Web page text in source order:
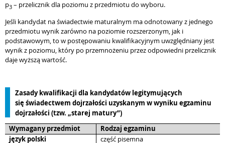
p3 – przelicznik dla poziomu z przedmiotu do wyboru.
Jeśli kandydat na świadectwie maturalnym ma odnotowany z jednego
przedmiotu wynik zarówno na poziomie rozszerzonym, jak i
podstawowym, to w postępowaniu kwalifikacyjnym uwzględniany jest
wynik z poziomu, który po przemnożeniu przez odpowiedni przelicznik
daje wyższą wartość.
Zasady kwalifikacji dla kandydatów legitymujących
się świadectwem dojrzałości uzyskanym w wyniku egzaminu
dojrzałości (tzw. „starej matury”)
Wymagany przedmiot
Rodzaj egzaminu
język polski
część pisemna